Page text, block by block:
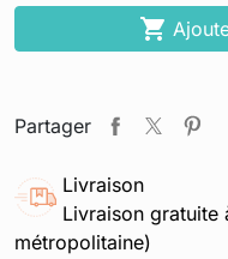

Partager
Livraison
Livraison gratuite
métropolitaine)